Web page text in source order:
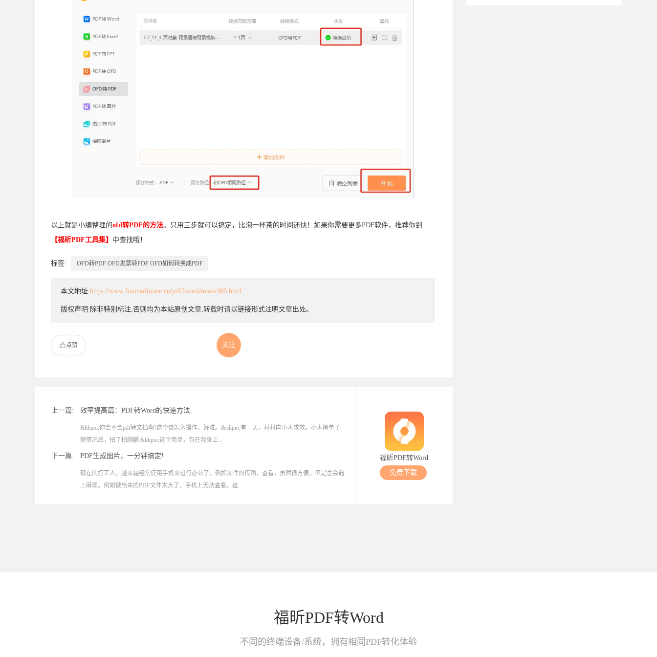
以上就是小编整理的ofd转PDF的方法。只用三步就可以搞定，比泡一杯茶的时间还快！如果你需要更多PDF软件，推荐你到
【福昕PDF工具集】 中查找哦！
标签: OFD转PDF OFD发票转PDF OFD如何转换成PDF
本文地址:https://www.foxitsoftware.cn/pdf2word/news/406.html
版权声明:除非特别标注,否则均为本站原创文章,转载时请以链接形式注明文章出处。
点赞 关注
上一篇: 效率提高篇：PDF转Word的快速方法
&ldquo;你会不会pdf转文档啊?这个该怎么操作，好难。&rdquo;有一天，村村向小木求救。小木简单了
解情况后，拍了拍胸脯:&ldquo;这个简单，包在我身上...
下一篇: PDF生成图片，一分钟搞定!
现在的打工人，越来越经常使用手机来进行办公了，例如文件的传输，查看，虽然很方便，但是总会遇
上麻烦。例如做出来的PDF文件太大了，手机上无法查看，这...
福昕PDF转Word
免费下载
福昕PDF转Word
不同的终端设备/系统，拥有相同PDF转化体验